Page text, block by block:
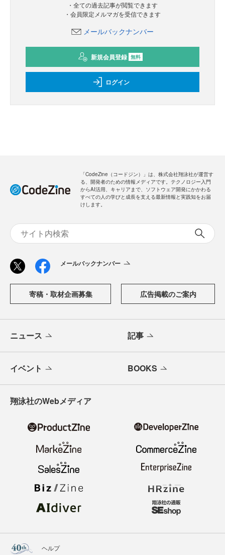
・全ての過去記事が閲覧できます
・会員限定メルマガを受信できます
メールバックナンバー
新規会員登録 無料
ログイン
「CodeZine（コードジン）」は、株式会社翔泳社が運営す
る、開発者のための情報メディアです。テクノロジー入門
からAI活用、キャリアまで、ソフトウェア開発にかかわる
すべての人の学びと成長を支える最新情報と実践知をお届
けします。
メールバックナンバー
寄稿・取材企画募集 広告掲載のご案内
ニュース 記事
イベント BOOKS
翔泳社のWebメディア
ヘルプ